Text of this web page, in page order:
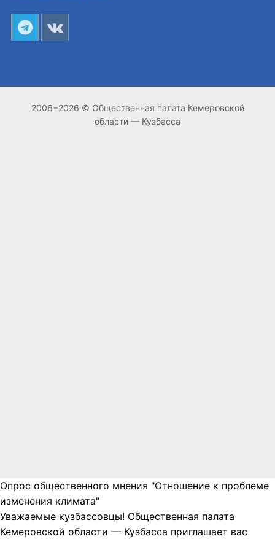
2006−2026 © Общественная палата Кемеровской
области — Кузбасса
Опрос общественного мнения "Отношение к проблеме
изменения климата"
Уважаемые кузбассовцы! Общественная палата
Кемеровской области — Кузбасса приглашает вас